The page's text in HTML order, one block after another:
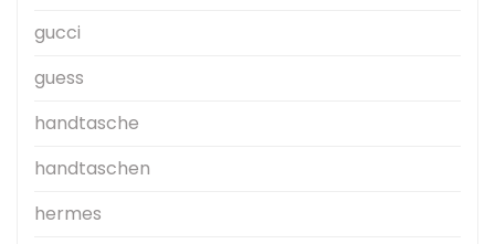
gucci
guess
handtasche
handtaschen
hermes